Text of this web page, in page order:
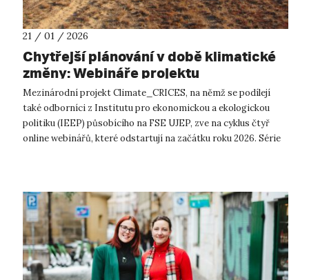
21 / 01 / 2026
Chytřejší plánování v době klimatické
změny: Webináře projektu
Climate_CRICES
Mezinárodní projekt Climate_CRICES, na němž se podílejí
také odborníci z Institutu pro ekonomickou a ekologickou
politiku (IEEP) působícího na FSE UJEP, zve na cyklus čtyř
online webinářů, které odstartují na začátku roku 2026. Série